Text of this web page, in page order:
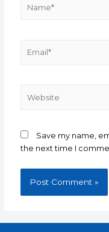
Save my name,
the next time I